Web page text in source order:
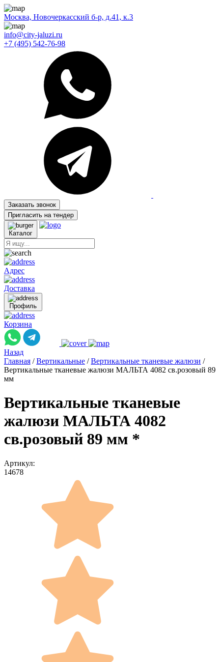
Москва, Новочеркасский б-р, д.41, к.3
info@city-jaluzi.ru
+7 (495) 542-76-98
Заказать звонок
Пригласить на тендер
Каталог
Адрес
Доставка
Профиль
Корзина
Назад
Главная / Вертикальные / Вертикальные тканевые жалюзи /
Вертикальные тканевые жалюзи МАЛЬТА 4082 св.розовый 89
мм
Вертикальные тканевые
жалюзи МАЛЬТА 4082
св.розовый 89 мм *
Артикул:
14678